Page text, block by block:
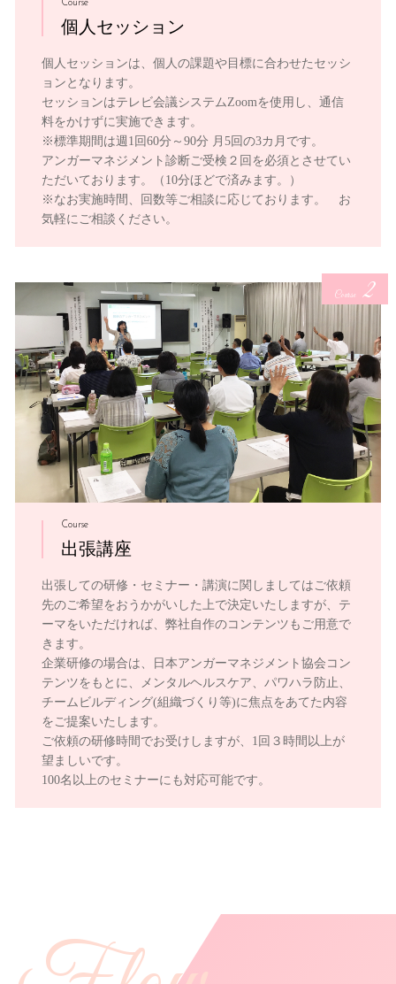
Course
個人セッション
個人セッションは、個人の課題や目標に合わせたセッシ
ョンとなります。
セッションはテレビ会議システムZoomを使用し、通信
料をかけずに実施できます。
※標準期間は週1回60分～90分 月5回の3カ月です。
アンガーマネジメント診断ご受検２回を必須とさせてい
ただいております。（10分ほどで済みます。）
※なお実施時間、回数等ご相談に応じております。 お
気軽にご相談ください。
Course 2
Course
出張講座
出張しての研修・セミナー・講演に関しましてはご依頼
先のご希望をおうかがいした上で決定いたしますが、テ
ーマをいただければ、弊社自作のコンテンツもご用意で
きます。
企業研修の場合は、日本アンガーマネジメント協会コン
テンツをもとに、メンタルヘルスケア、パワハラ防止、
チームビルディング(組織づくり等)に焦点をあてた内容
をご提案いたします。
ご依頼の研修時間でお受けしますが、1回３時間以上が
望ましいです。
100名以上のセミナーにも対応可能です。